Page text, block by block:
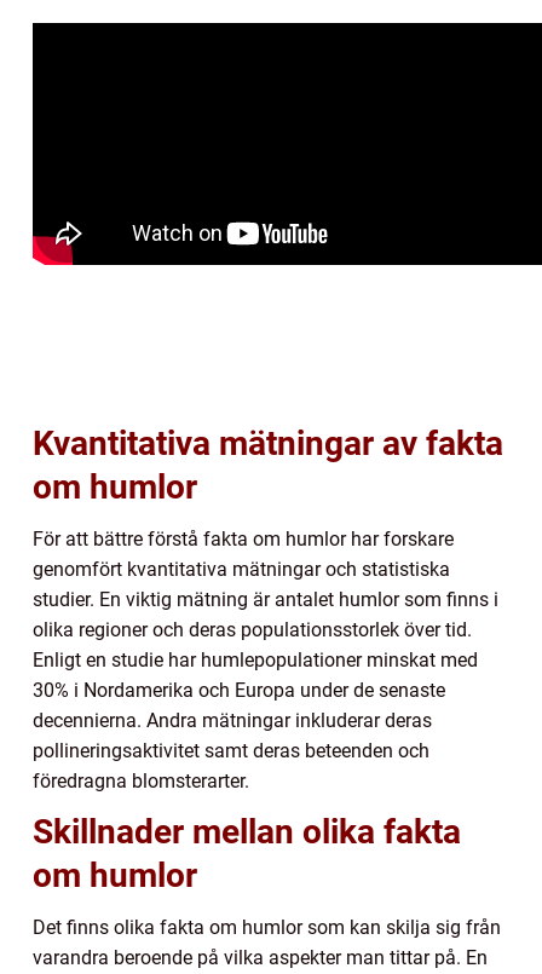
Kvantitativa mätningar av fakta
om humlor
För att bättre förstå fakta om humlor har forskare
genomfört kvantitativa mätningar och statistiska
studier. En viktig mätning är antalet humlor som finns i
olika regioner och deras populationsstorlek över tid.
Enligt en studie har humlepopulationer minskat med
30% i Nordamerika och Europa under de senaste
decennierna. Andra mätningar inkluderar deras
pollineringsaktivitet samt deras beteenden och
föredragna blomsterarter.
Skillnader mellan olika fakta
om humlor
Det finns olika fakta om humlor som kan skilja sig från
varandra beroende på vilka aspekter man tittar på. En